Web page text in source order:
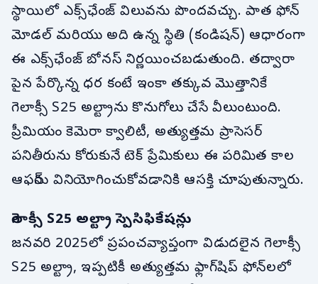
స్థాయిలో ఎక్స్‌ఛేంజ్ విలువను పొందవచ్చు. పాత ఫోన్
మోడల్ మరియు అది ఉన్న స్థితి (కండిషన్) ఆధారంగా
ఈ ఎక్స్‌ఛేంజ్ బోనస్ నిర్ణయించబడుతుంది. తద్వారా
పైన పేర్కొన్న ధర కంటే ఇంకా తక్కువ మొత్తానికే
గెలాక్సీ S25 అల్ట్రాను కొనుగోలు చేసే వీలుంటుంది.
ప్రీమియం కెమెరా క్వాలిటీ, అత్యుత్తమ ప్రాసెసర్
పనితీరును కోరుకునే టెక్ ప్రేమికులు ఈ పరిమిత కాల
ఆఫర్‌ను వినియోగించుకోవడానికి ఆసక్తి చూపుతున్నారు.
గెలాక్సీ S25 అల్ట్రా స్పెసిఫికేషన్లు
జనవరి 2025లో ప్రపంచవ్యాప్తంగా విడుదలైన గెలాక్సీ
S25 అల్ట్రా, ఇప్పటికీ అత్యుత్తమ ఫ్లాగ్‌షిప్ ఫోన్‌లలో